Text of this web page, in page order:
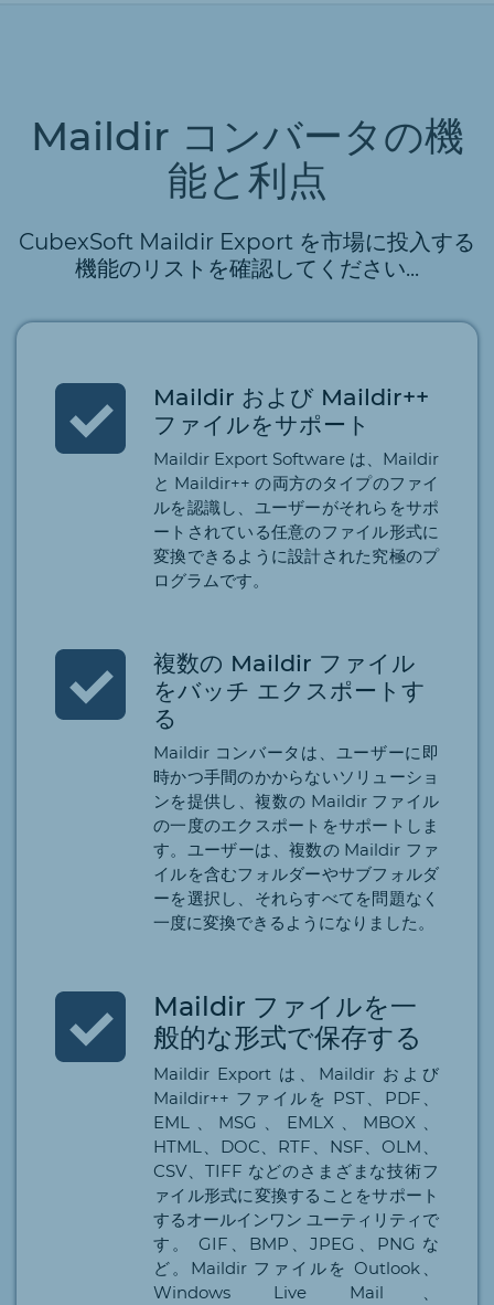
Maildir コンバータの機
能と利点
CubexSoft Maildir Export を市場に投入する
機能のリストを確認してください...
Maildir および Maildir++
ファイルをサポート
Maildir Export Software は、Maildir
と Maildir++ の両方のタイプのファイ
ルを認識し、ユーザーがそれらをサポ
ートされている任意のファイル形式に
変換できるように設計された究極のプ
ログラムです。
複数の Maildir ファイル
をバッチ エクスポートす
る
Maildir コンバータは、ユーザーに即
時かつ手間のかからないソリューショ
ンを提供し、複数の Maildir ファイル
の一度のエクスポートをサポートしま
す。ユーザーは、複数の Maildir ファ
イルを含むフォルダーやサブフォルダ
ーを選択し、それらすべてを問題なく
一度に変換できるようになりました。
Maildir ファイルを一
般的な形式で保存する
Maildir Export は、Maildir および
Maildir++ ファイルを PST、PDF、
EML、MSG、EMLX、MBOX、
HTML、DOC、RTF、NSF、OLM、
CSV、TIFF などのさまざまな技術フ
ァイル形式に変換することをサポート
するオールインワン ユーティリティで
す。 GIF、BMP、JPEG、PNG な
ど。Maildir ファイルを Outlook、
Windows Live Mail、